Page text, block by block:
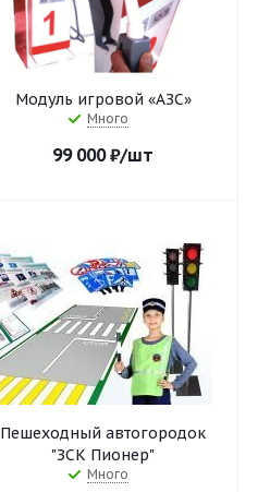
Модуль игровой «АЗС»
Много
99 000₽/шт
Пешеходный автогородок
"ЗСК Пионер"
Много